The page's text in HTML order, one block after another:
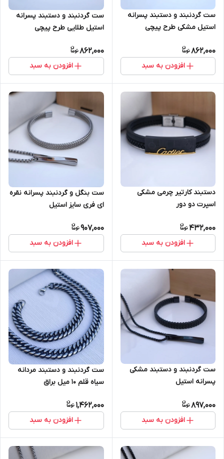
ست گردنبند و دستبند پسرانه
استیل مشکی طرح پیچی
862,000
افزودن به سبد
ست گردنبند و دستبند پسرانه
استیل طلایی طرح پیچی
862,000
افزودن به سبد
دستبند کارتیر چرمی مشکی
اسپرت دو دور
432,000
افزودن به سبد
ست بنگل و گردنبند پسرانه نقره
ای فری سایز استیل
907,000
افزودن به سبد
ست گردنبند و دستبند مشکی
پسرانه استیل
897,000
افزودن به سبد
ست گردنبند و دستبند مردانه
سیاه قلم ۱۰ میل براق
1,462,000
افزودن به سبد